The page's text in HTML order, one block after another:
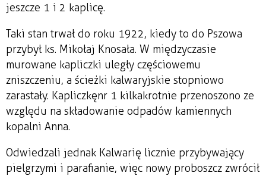
jeszcze 1 i 2 kaplicę.
Taki stan trwał do roku 1922, kiedy to do Pszowa
przybył ks. Mikołaj Knosała. W międzyczasie
murowane kapliczki uległy częściowemu
zniszczeniu, a ścieżki kalwaryjskie stopniowo
zarastały. Kapliczkę nr 1 kilkakrotnie przenoszono ze
względu na składowanie odpadów kamiennych
kopalni Anna.
Odwiedzali jednak Kalwarię licznie przybywający
pielgrzymi i parafianie, więc nowy proboszcz zwrócił